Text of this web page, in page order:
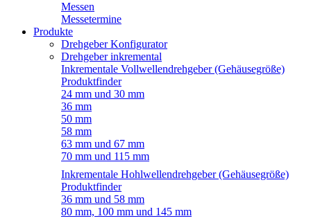
Messen
Messetermine
Produkte
Drehgeber Konfigurator
Drehgeber inkremental
Inkrementale Vollwellendrehgeber (Gehäusegröße)
Produktfinder
24 mm und 30 mm
36 mm
50 mm
58 mm
63 mm und 67 mm
70 mm und 115 mm
Inkrementale Hohlwellendrehgeber (Gehäusegröße)
Produktfinder
36 mm und 58 mm
80 mm, 100 mm und 145 mm